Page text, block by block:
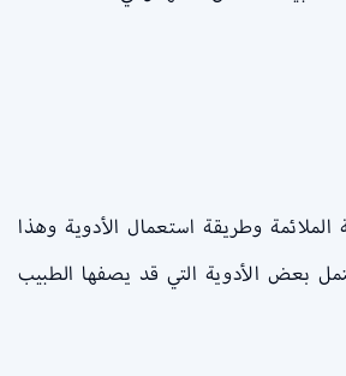
وطريقة استعمال الأدوية وهذا
بعض الأدوية التي قد يصفها الطبيب